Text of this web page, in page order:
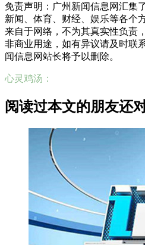
免责声明：广州新闻信息网汇集
新闻、体育、财经、娱乐等各个
来自于网络，不为其真实性负责
非商业用途，如有异议请及时联
闻信息网站长将予以删除。
心灵鸡汤：
阅读过本文的朋友还